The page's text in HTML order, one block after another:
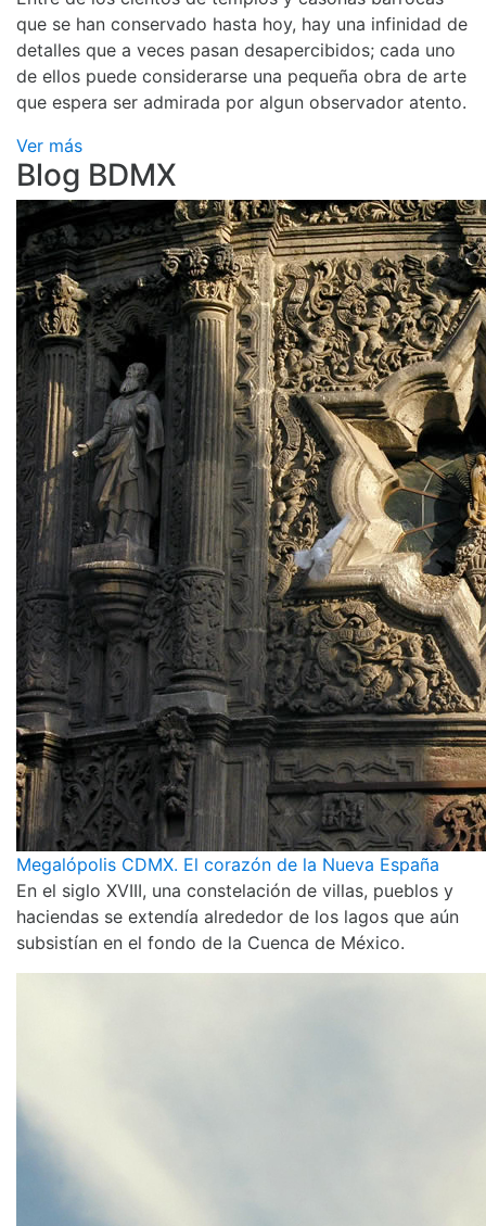
que se han conservado hasta hoy, hay una infinidad de
detalles que a veces pasan desapercibidos; cada uno
de ellos puede considerarse una pequeña obra de arte
que espera ser admirada por algun observador atento.
Ver más
Blog BDMX
Megalópolis CDMX. El corazón de la Nueva España
En el siglo XVIII, una constelación de villas, pueblos y
haciendas se extendía alrededor de los lagos que aún
subsistían en el fondo de la Cuenca de México.